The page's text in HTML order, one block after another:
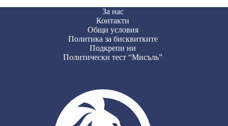
За нас
Контакти
Общи условия
Политика за бисквитките
Подкрепи ни
Политически тест “Мисъль”